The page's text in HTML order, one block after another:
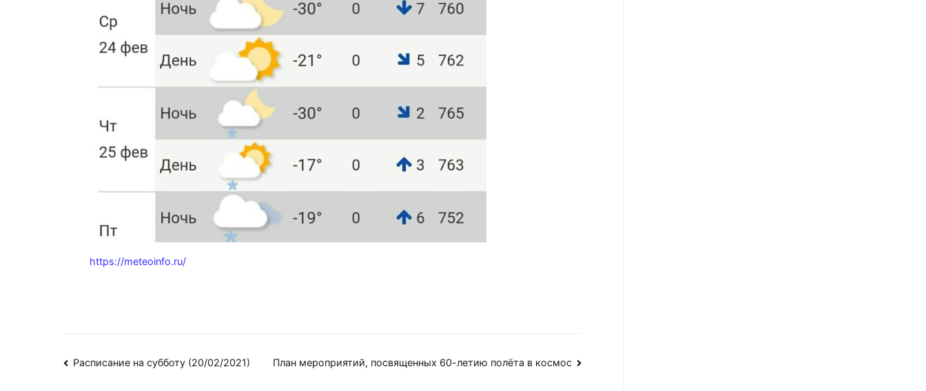
https://meteoinfo.ru/
Навигация
Расписание на субботу (20/02/2021) План мероприятий, посвященных 60-летию полёта в космос